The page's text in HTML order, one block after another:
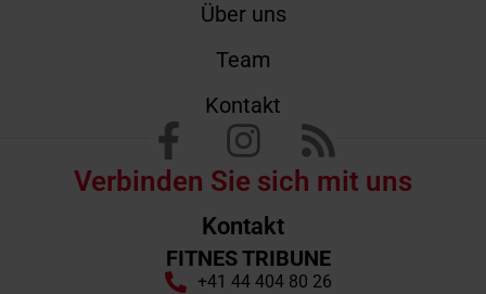
Über uns
Team
Kontakt
Kontakt
FITNES TRIBUNE
+41 44 404 80 26
Verbinden Sie sich mit uns